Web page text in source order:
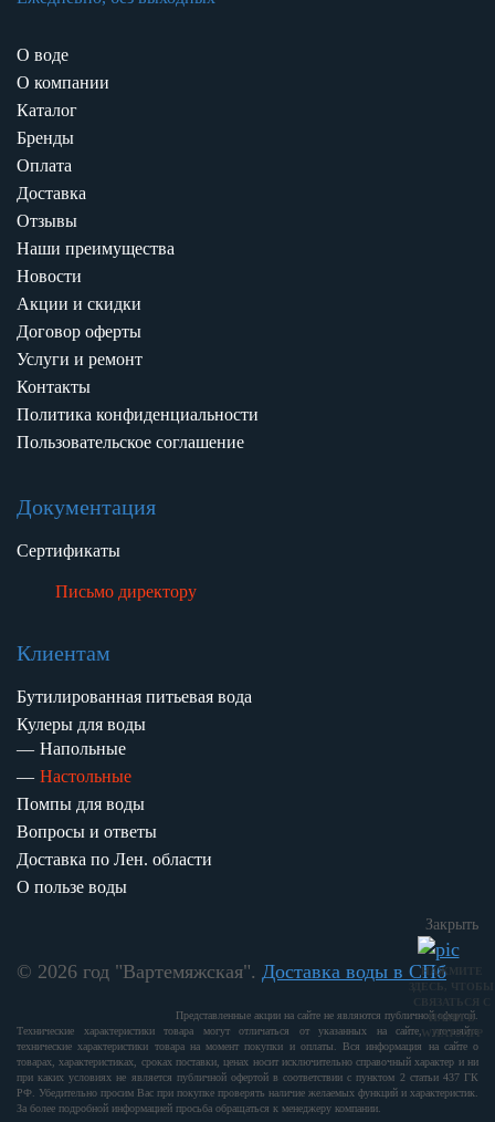
О воде
О компании
Каталог
Бренды
Оплата
Доставка
Отзывы
Наши преимущества
Новости
Акции и скидки
Договор оферты
Услуги и ремонт
Контакты
Политика конфиденциальности
Пользовательское соглашение
Документация
Сертификаты
Письмо директору
Клиентам
Бутилированная питьевая вода
Кулеры для воды
Напольные
Настольные
Помпы для воды
Вопросы и ответы
Доставка по Лен. области
О пользе воды
© 2026 год "Вартемяжская". Доставка воды в СПб
Представленные акции на сайте не являются публичной офертой.
Технические характеристики товара могут отличаться от указанных на сайте, уточняйте
технические характеристики товара на момент покупки и оплаты. Вся информация на сайте о
товарах, характеристиках, сроках поставки, ценах носит исключительно справочный характер и ни
при каких условиях не является публичной офертой в соответствии с пунктом 2 статьи 437 ГК
РФ. Убедительно просим Вас при покупке проверять наличие желаемых функций и характеристик.
За более подробной информацией просьба обращаться к менеджеру компании.
Закрыть
НАЖМИТЕ
ЗДЕСЬ, ЧТОБЫ
СВЯЗАТЬСЯ С
НАМИ В
WHATSAPP